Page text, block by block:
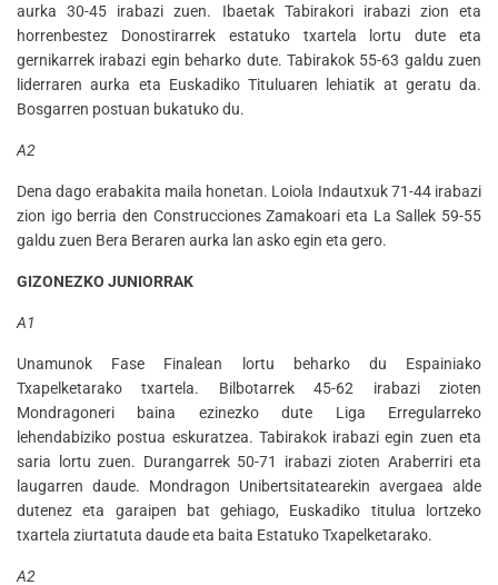
aurka 30-45 irabazi zuen. Ibaetak Tabirakori irabazi zion eta
horrenbestez Donostirarrek estatuko txartela lortu dute eta
gernikarrek irabazi egin beharko dute. Tabirakok 55-63 galdu zuen
liderraren aurka eta Euskadiko Tituluaren lehiatik at geratu da.
Bosgarren postuan bukatuko du.
A2
Dena dago erabakita maila honetan. Loiola Indautxuk 71-44 irabazi
zion igo berria den Construcciones Zamakoari eta La Sallek 59-55
galdu zuen Bera Beraren aurka lan asko egin eta gero.
GIZONEZKO JUNIORRAK
A1
Unamunok Fase Finalean lortu beharko du Espainiako
Txapelketarako txartela. Bilbotarrek 45-62 irabazi zioten
Mondragoneri baina ezinezko dute Liga Erregularreko
lehendabiziko postua eskuratzea. Tabirakok irabazi egin zuen eta
saria lortu zuen. Durangarrek 50-71 irabazi zioten Araberriri eta
laugarren daude. Mondragon Unibertsitatearekin avergaea alde
dutenez eta garaipen bat gehiago, Euskadiko titulua lortzeko
txartela ziurtatuta daude eta baita Estatuko Txapelketarako.
A2